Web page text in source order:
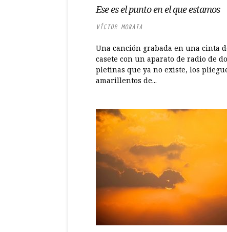
Ese es el punto en el que estamos
VÍCTOR MORATA
Una canción grabada en una cinta
casete con un aparato de radio de
pletinas que ya no existe, los
amarillentos de...